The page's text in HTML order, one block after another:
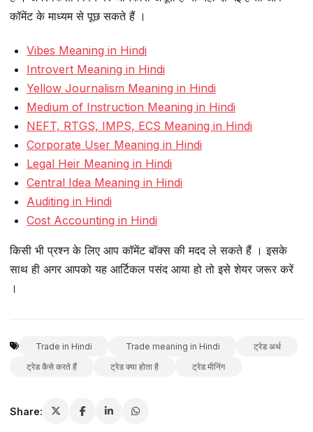
कॉमेंट के माध्यम से पूछ सकते हैं ।
Vibes Meaning in Hindi
Introvert Meaning in Hindi
Yellow Journalism Meaning in Hindi
Medium of Instruction Meaning in Hindi
NEFT, RTGS, IMPS, ECS Meaning in Hindi
Corporate User Meaning in Hindi
Legal Heir Meaning in Hindi
Central Idea Meaning in Hindi
Auditing in Hindi
Cost Accounting in Hindi
किसी भी प्रश्न के लिए आप कॉमेंट बॉक्स की मदद ले सकते हैं । इसके
साथ ही अगर आपको यह आर्टिकल पसंद आया हो तो इसे शेयर जरूर करें
।
Trade in Hindi Trade meaning in Hindi
ट्रेड अर्थ
ट्रेड कैसे करते हैं
ट्रेड क्या होता है ट्रेड मीनिंग
Share: